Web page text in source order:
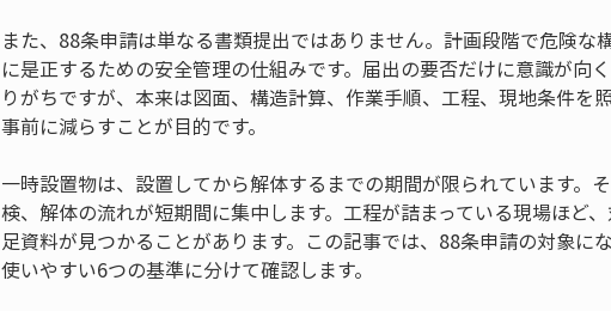
また、88条申請は単なる書類提出ではありません。計画段階で危険な
に是正するための安全管理の仕組みです。届出の要否だけに意識が向
りがちですが、本来は図面、構造計算、作業手順、工程、現地条件を
事前に減らすことが目的です。
一時設置物は、設置してから解体するまでの期間が限られています。
検、解体の流れが短期間に集中します。工程が詰まっている現場ほど
足資料が見つかることがあります。この記事では、88条申請の対象に
使いやすい6つの基準に分けて確認します。